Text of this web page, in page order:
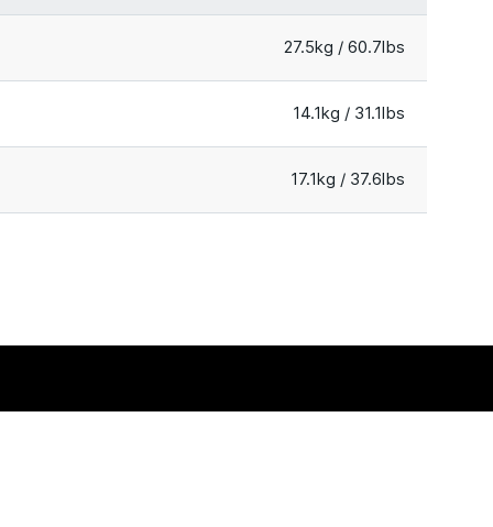
27.5kg / 60.7lbs
14.1kg / 31.1lbs
17.1kg / 37.6lbs